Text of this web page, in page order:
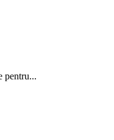
pentru...